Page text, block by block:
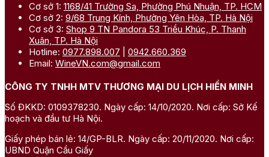
Cơ sở 1: 1168/41 Trường Sa, Phường Phú Nhuận, TP. HCM
Cơ sở 2: 9/68 Trung Kính, Phường Yên Hòa, TP. Hà Nội
Cơ sở 3: Shop 9 TN Pandora 53 Triều Khúc, P. Thanh
Xuân, TP. Hà Nội
Hotline: 0977.898.007
0942.660.369
Email: WineVN.com@gmail.com
CÔNG TY TNHH MTV THƯƠNG MẠI DU LỊCH HIỀN MINH
Số ĐKKD: 0109378230. Ngày cấp: 14/10/2020. Nơi cấp: Sở Kế
hoạch và đầu tư Hà Nội.
Giấy phép bán lẻ: 14/GP-BLR. Ngày cấp: 20/11/2020. Nơi cấp:
UBND Quận Cầu Giấy